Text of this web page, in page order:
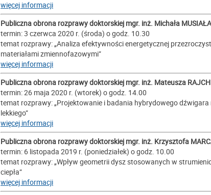
więcej informacji
Publiczna obrona rozprawy doktorskiej mgr. inż. Michała MUSIAŁA
termin: 3 czerwca 2020 r. (środa) o godz. 10.30
temat rozprawy: „Analiza efektywności energetycznej
materiałami zmiennofazowymi”
więcej informacji
Publiczna obrona rozprawy doktorskiej mgr. inż. Mateusza
termin: 26 maja 2020 r. (wtorek) o godz. 14.00
temat rozprawy: „Projektowanie i badania hybrydowego
lekkiego”
więcej informacji
Publiczna obrona rozprawy doktorskiej mgr. inż. Krzysztofa
termin: 6 listopada 2019 r. (poniedziałek) o godz. 10.00
temat rozprawy: „Wpływ geometrii dysz stosowanych w
ciepła”
więcej informacji